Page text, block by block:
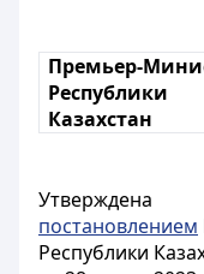
Премьер-
Республики
Казахстан
Утверждена
постановлением
Республики